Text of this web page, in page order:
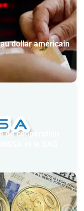
dollar américain
de coopération
et le SAG